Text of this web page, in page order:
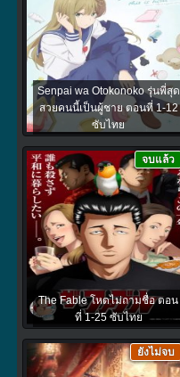
Senpai wa Otokonoko รุ่นพี่สุด
สวยคนนี้เป็นผู้ชาย ตอนที่ 1-12
ซับไทย
The Fable โหดไม่ถามชื่อ ตอน
ที่ 1-25 ซับไทย
จบแล้ว
ยังไม่จบ